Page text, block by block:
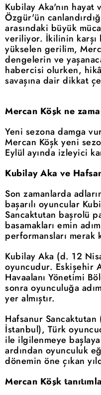
Kubilay Aka'nın
Özgür'ün
arasındaki büyük
veriliyor. İkilinin karşı
yükselen gerilim,
dengelerin ve
habercisi olurken,
savaşına dair dikkat
Mercan Köşk ne
Yeni sezona damga
Mercan Köşk yeni
Eylül ayında izleyici
Kubilay Aka ve
Son zamanlarda
başarılı oyuncular
Sancaktutan başrolü
basamakları emin
performansları merak
Kubilay Aka (d. 12
oyuncudur. Eskişehir
Havaalanı Yönetimi
sonra oyunculuğa
yer almıştır.
Hafsanur
İstanbul), Türk
ile ilgilenmeye
ardından oyunculuk
dönemin öne çıkan
Mercan Köşk